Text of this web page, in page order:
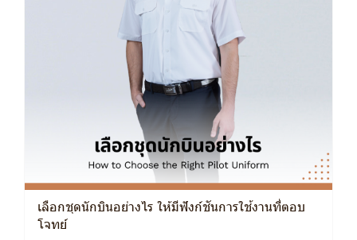
เลือกชุดนักบินอย่างไร ให้มีฟังก์ชันการใช้งานที่ตอบ
โจทย์